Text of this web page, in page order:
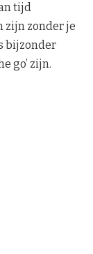
tijd
zijn zonder je
bijzonder
go’ zijn.